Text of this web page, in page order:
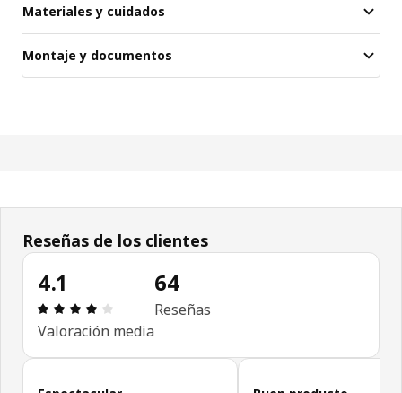
Materiales y cuidados
Montaje y documentos
Reseñas de los clientes
4.1
Reseña: 4.1 de 5 estrellas. Revisiones totales: 64
Valoración media
64
Reseñas
Omitir las opiniones de los clientes